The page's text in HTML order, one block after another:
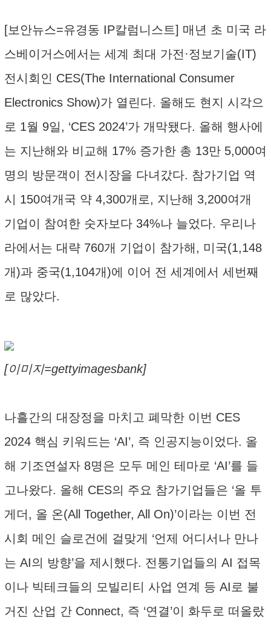
[보안뉴스=유경동 IP칼럼니스트] 매년 초 미국 라
스베이거스에서는 세계 최대 가전·정보기술(IT)
전시회인 CES(The International Consumer
Electronics Show)가 열린다. 올해도 현지 시각으
로 1월 9일, ‘CES 2024’가 개막됐다. 올해 행사에
는 지난해와 비교해 17% 증가한 총 13만 5,000여
명의 방문객이 전시장을 다녀갔다. 참가기업 역
시 150여개국 약 4,300개로, 지난해 3,200여개
기업이 참여한 숫자보다 34%나 늘었다. 우리나
라에서는 대략 760개 기업이 참가해, 미국(1,148
개)과 중국(1,104개)에 이어 전 세계에서 세번째
로 많았다.
[이미지=gettyimagesbank]
나흘간의 대장정을 마치고 폐막한 이번 CES
2024 핵심 키워드는 ‘AI’, 즉 인공지능이었다. 올
해 기조연설자 8명은 모두 메인 테마로 ‘AI’를 들
고나왔다. 올해 CES의 주요 참가기업들은 ‘올 투
게더, 올 온(All Together, All On)’이라는 이번 전
시회 메인 슬로건에 걸맞게 ‘언제 어디서나 만나
는 AI의 방향’을 제시했다. 전통기업들의 AI 접목
이나 빅테크들의 모빌리티 사업 연계 등 AI로 불
거진 산업 간 Connect, 즉 ‘연결’이 화두로 떠올랐